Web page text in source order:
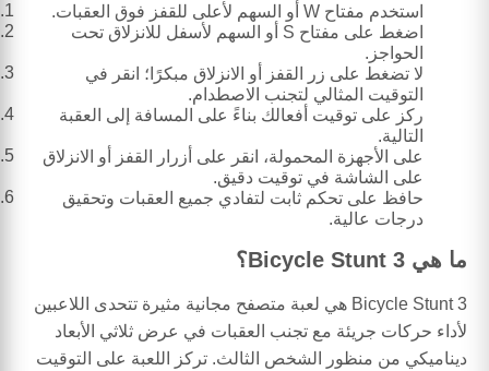
استخدم مفتاح W أو السهم لأعلى للقفز فوق العقبات.
اضغط على مفتاح S أو السهم لأسفل للانزلاق تحت
الحواجز.
لا تضغط على زر القفز أو الانزلاق مبكرًا؛ انقر في
التوقيت المثالي لتجنب الاصطدام.
ركز على توقيت أفعالك بناءً على المسافة إلى العقبة
التالية.
على الأجهزة المحمولة، انقر على أزرار القفز أو الانزلاق
على الشاشة في توقيت دقيق.
حافظ على تحكم ثابت لتفادي جميع العقبات وتحقيق
درجات عالية.
ما هي Bicycle Stunt 3؟
Bicycle Stunt 3 هي لعبة متصفح مجانية مثيرة تتحدى اللاعبين
لأداء حركات جريئة مع تجنب العقبات في عرض ثلاثي الأبعاد
ديناميكي من منظور الشخص الثالث. تركز اللعبة على التوقيت